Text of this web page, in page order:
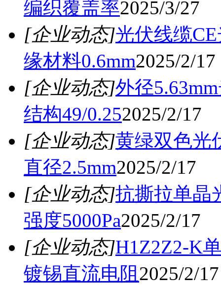
编织覆盖率2025/3/27
[企业动态]光伏线缆
缘材料0.6mm2025/2/17
[企业动态]外径
结构49/0.252025/2/17
[企业动态]黄绿双色光
直径2.5mm2025/2/17
[企业动态]抗撕拉单晶
强度5000Pa2025/2/17
[企业动态]H1Z2Z2-K
镀锡直流电阻 2025/2/17